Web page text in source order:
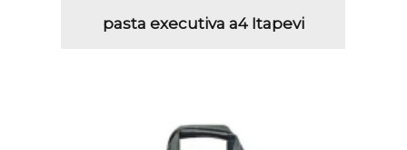
pasta executiva a4 Itapevi